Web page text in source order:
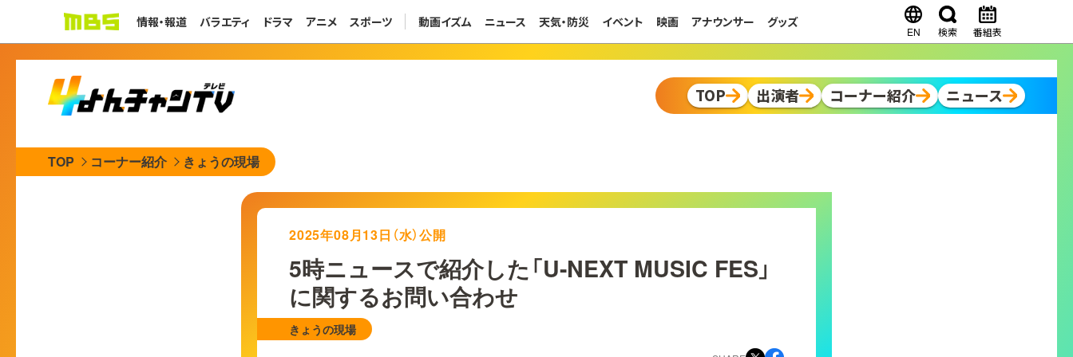
情報・報道 バラエティ ドラマ アニメ スポーツ 動画イズム ニュース 天気・防災 イベント 映画 アナウンサー グッズ
EN 検索 番組表
TOP 出演者 コーナー紹介 ニュース
TOP コーナー紹介 きょうの現場
2025年08月13日（水）公開
5時ニュースで紹介した「U-NEXT MUSIC FES」
に関するお問い合わせ
きょうの現場